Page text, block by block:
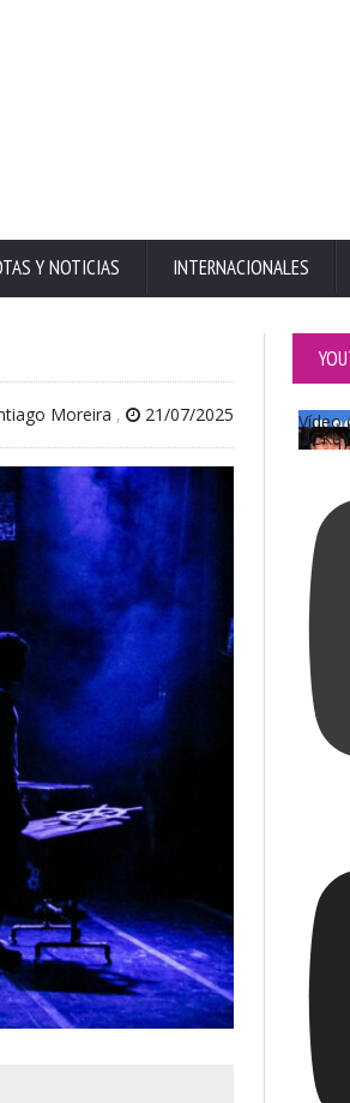
Y NOTICIAS INTERNACIONALES
Moreira , 21/07/2025 Vídeo